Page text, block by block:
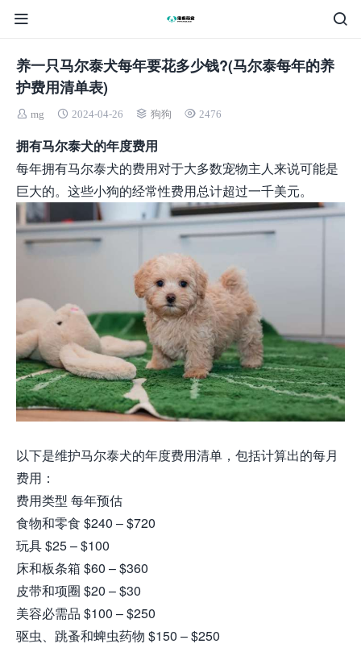
养一只马尔泰犬每年要花多少钱?(马尔泰每年的养
护费用清单表)
mg 2024-04-26 狗狗 2476
拥有马尔泰犬的年度费用
每年拥有马尔泰犬的费用对于大多数宠物主人来说可能是
巨大的。这些小狗的经常性费用总计超过一千美元。
以下是维护马尔泰犬的年度费用清单，包括计算出的每月
费用：
费用类型 每年预估
食物和零食 $240 – $720
玩具 $25 – $100
床和板条箱 $60 – $360
皮带和项圈 $20 – $30
美容必需品 $100 – $250
驱虫、跳蚤和蜱虫药物 $150 – $250